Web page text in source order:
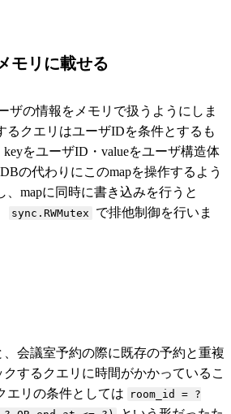
モリに載せる
ザの情報をメモリで扱うようにしま
るクエリはユーザIDを条件とするも
をユーザID・valueをユーザ構造体
の代わりにこのmapを操作するよう
mapに同時に書き込みを行うと
sync.RWMutex
で排他制御を行いま
会議室予約の際に既存の予約と重複
するクエリに時間がかかっているこ
エリの条件としては
room_id = ?